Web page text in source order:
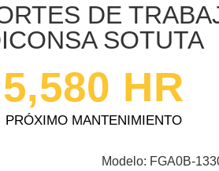
DE
SOTUTA
PRÓXIMO MANTENIMIENTO
5,580 HR
Modelo: FGA0B-